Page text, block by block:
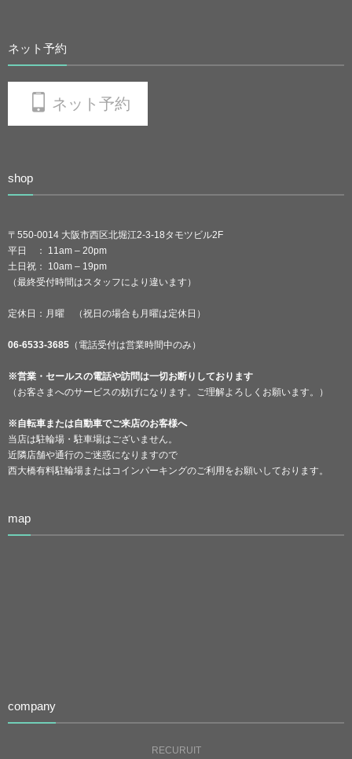
ネット予約
ネット予約
shop
〒550-0014 大阪市西区北堀江2-3-18タモツビル2F
平日 ： 11am – 20pm
土日祝： 10am – 19pm
（最終受付時間はスタッフにより違います）
定休日：月曜 （祝日の場合も月曜は定休日）
06-6533-3685 （電話受付は営業時間中のみ）
※営業・セールスの電話や訪問は一切お断りしております
（お客さまへのサービスの妨げになります。ご理解よろしくお願います。）
※自転車または自動車でご来店のお客様へ
当店は駐輪場・駐車場はございません。
近隣店舗や通行のご迷惑になりますので
西大橋有料駐輪場またはコインパーキングのご利用をお願いしております。
map
company
RECURUIT